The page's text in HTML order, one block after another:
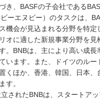
き、BASFの子会社である
ーエヌビー）のタスクは、
機会が見込まれる分野を特定
オに適した新規事業分野を
。BNBは、主により高い成
います。また、ドイツのルー
くほか、香港、韓国、日本、
す。
されたBNBは、スタートア